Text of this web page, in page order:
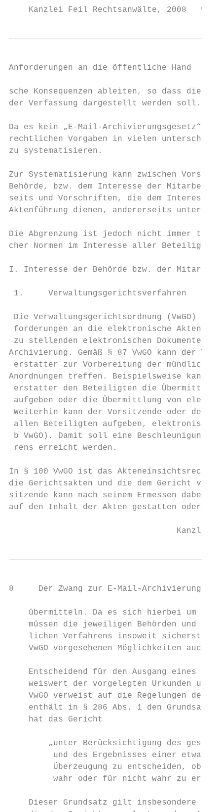
Kanzlei Feil Rechtsanwälte, 2008
Anforderungen an die öffentliche Hand    7
sche Konsequenzen ableiten, so dass die
der Verfassung dargestellt werden soll.
Da es kein „E-Mail-Archivierungsgesetz“
rechtlichen Vorgaben in vielen
zu systematisieren.
Zur Systematisierung kann zwischen
Behörde, bzw. dem Interesse der
seits und Vorschriften, die dem Interesse
Aktenführung dienen, andererseits
Die Abgrenzung ist jedoch nicht immer
cher Normen im Interesse aller
I. Interesse der Behörde bzw. der
1.     Verwaltungsgerichtsverfahren
Die Verwaltungsgerichtsordnung (VwGO)
forderungen an die elektronische
zu stellenden elektronischen Dokumente
­Archivierung. Gemäß § 87 VwGO kann der
erstatter zur Vorbereitung der mündlichen
Anordnungen treffen. Beispielsweise kann
erstatter den Beteiligten die Übermittlung
aufgeben oder die Übermittlung von
Weiterhin kann der Vorsitzende oder der
allen Beteiligten aufgeben, elektronische
b VwGO). Damit soll eine Beschleunigung
rens erreicht werden.
In § 100 VwGO ist das
die Gerichtsakten und die dem Gericht
sitzende kann nach seinem Ermessen dabei
auf den Inhalt der Akten gestatten oder
Kanzlei
8     Der Zwang zur E-Mail-Archivierung
übermitteln. Da es sich hierbei um
müssen die jeweiligen Behörden und
lichen Verfahrens insoweit
VwGO vorgesehenen Möglichkeiten auch
Entscheidend für den Ausgang eines
weiswert der vorgelegten Urkunden und
VwGO verweist auf die Regelungen der
enthält in § 286 Abs. 1 den Grundsatz
    hat das Gericht
„unter Berücksichtigung des
und des Ergebnisses einer
Überzeugung zu entscheiden, ob
wahr oder für nicht wahr zu
Dieser Grundsatz gilt insbesondere